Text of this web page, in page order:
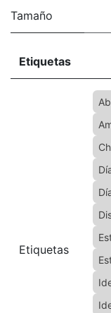
Tamaño
Etiquetas
Etiquetas